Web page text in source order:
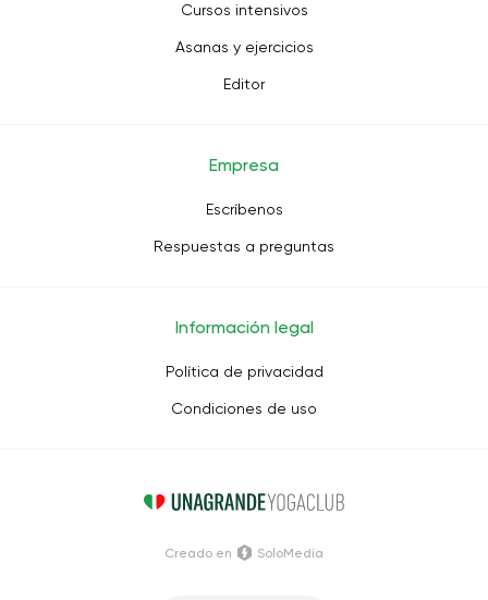
Cursos intensivos
Asanas y ejercicios
Editor
Empresa
Escríbenos
Respuestas a preguntas
Información legal
Política de privacidad
Condiciones de uso
Creado en SoloMedia